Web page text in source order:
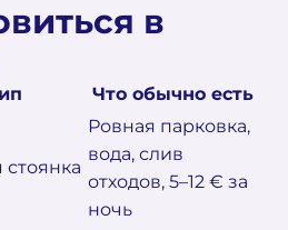
в
Что обычно есть
стоянка
Ровная парковка,
вода, слив
отходов, 5–12 € за
ночь